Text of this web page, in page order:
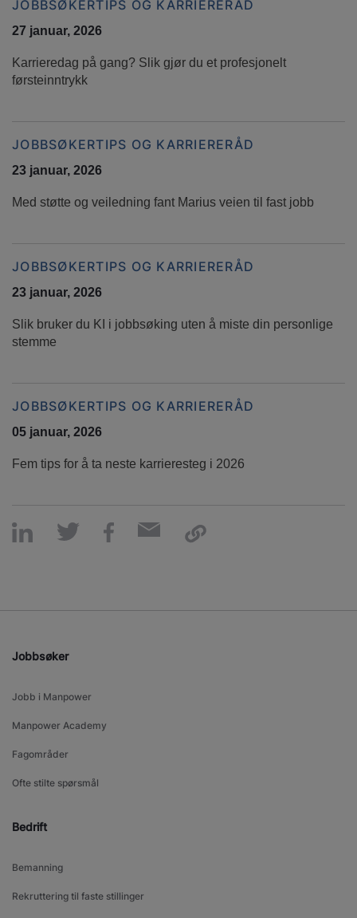
JOBBSØKERTIPS OG KARRIERERÅD
27 januar, 2026
Karrieredag på gang? Slik gjør du et profesjonelt
førsteinntrykk
JOBBSØKERTIPS OG KARRIERERÅD
23 januar, 2026
Med støtte og veiledning fant Marius veien til fast jobb
JOBBSØKERTIPS OG KARRIERERÅD
23 januar, 2026
Slik bruker du KI i jobbsøking uten å miste din personlige
stemme
JOBBSØKERTIPS OG KARRIERERÅD
05 januar, 2026
Fem tips for å ta neste karrieresteg i 2026
Jobbsøker
Jobb i Manpower
Manpower Academy
Fagområder
Ofte stilte spørsmål
Bedrift
Bemanning
Rekruttering til faste stillinger